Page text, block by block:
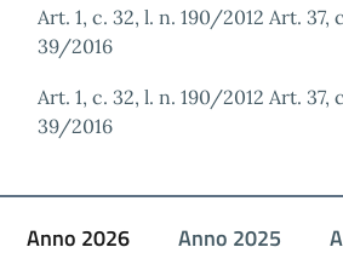
Art. 1, c. 32, l. n. 190/2012 Art.
39/2016
Art. 1, c. 32, l. n. 190/2012 Art.
39/2016
Anno 2026 Anno 2025